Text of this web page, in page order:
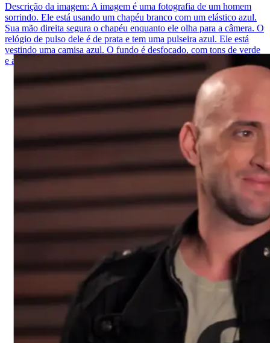
Descrição da imagem: A imagem é uma fotografia de um homem
sorrindo. Ele está usando um chapéu branco com um elástico azul.
Sua mão direita segura o chapéu enquanto ele olha para a câmera. O
relógio de pulso dele é de prata e tem uma pulseira azul. Ele está
vestindo uma camisa azul. O fundo é desfocado, com tons de verde
e azul.